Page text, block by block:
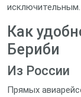
исключительным.
Как
Бериби
Из России
Прямых